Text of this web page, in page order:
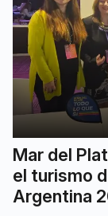
Mar del
el turismo
Argentina